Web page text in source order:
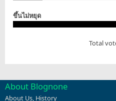
ขึ้นไม่หยุด
Total
About Blognone
About Us, History